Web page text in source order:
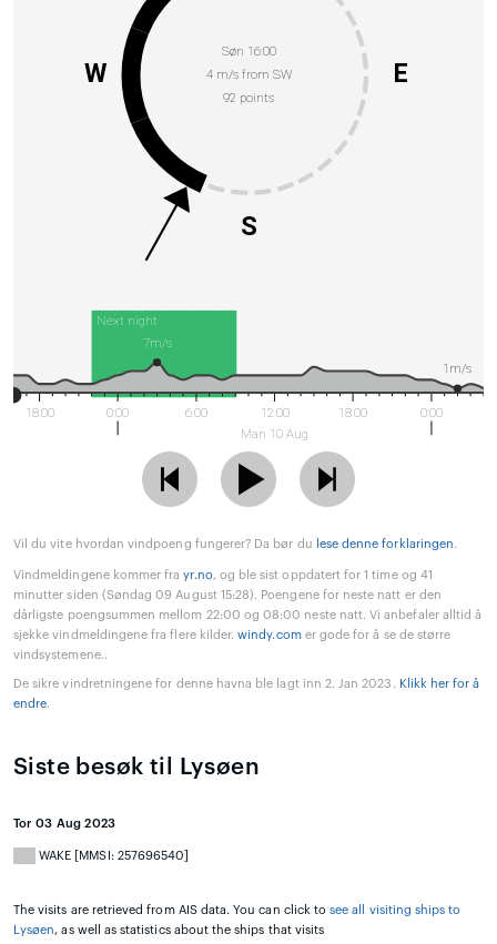
Søn 16:00
4 m/s from SW
92 points
E
S
W
Next night
18:00 0:00 6:00
12:00
Man 10 Aug
18:00 0:00
7m/s
1m/s
Vil du vite hvordan vindpoeng fungerer? Da bør du lese denne forklaringen.
Vindmeldingene kommer frayr.no, og ble sist oppdatert for 1 time og 41
minutter siden (Søndag 09 August 15:28). Poengene for neste natt er den
dårligste poengsummen mellom 22:00 og 08:00 neste natt. Vi anbefaler alltid å
sjekke vindmeldingene fra flere kilder.windy.comer gode for å se de større
vindsystemene..
De sikre vindretningene for denne havna ble lagt inn 2. Jan 2023. Klikk her for å
endre.
Siste besøk til Lysøen
Tor 03 Aug 2023
WAKE [MMSI: 257696540]
The visits are retrieved from AIS data. You can click tosee all visiting ships to
Lysøen, as well as statistics about the ships that visits